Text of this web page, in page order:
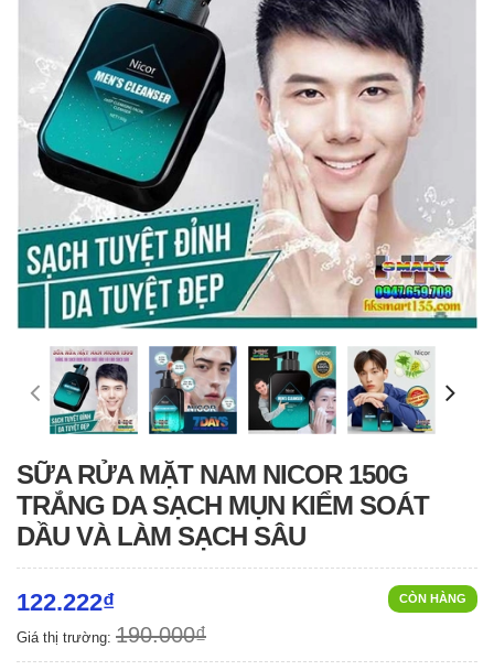
SỮA RỬA MẶT NAM NICOR 150G
TRẮNG DA SẠCH MỤN KIỂM SOÁT
DẦU VÀ LÀM SẠCH SÂU
CÒN HÀNG
122.222₫
Giá thị trường: 190.000₫